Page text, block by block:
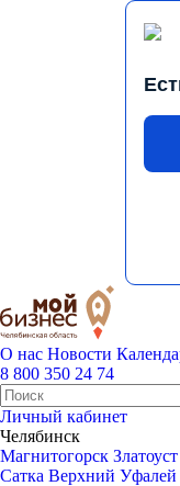
О нас Новости
8 800 350 24 74
Личный кабинет
Челябинск
Магнитогорск Златоуст
Сатка Верхний Уфалей